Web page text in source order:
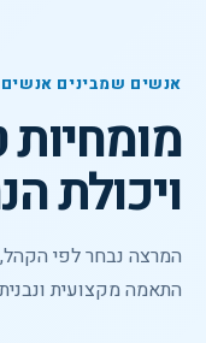
אנשים שמבינים אנשים
מומחיות
ויכולת
המרצה נבחר לפי
התאמה מקצועית